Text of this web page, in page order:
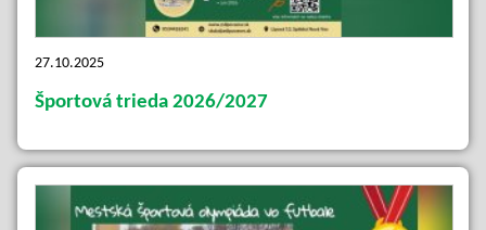
27.10.2025
Športová trieda 2026/2027